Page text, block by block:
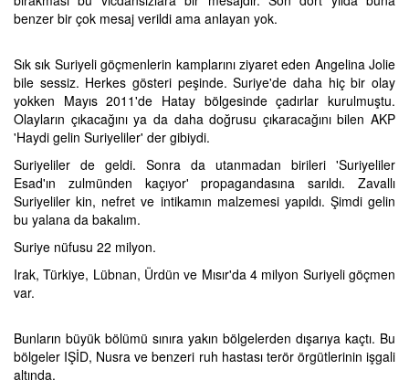
benzer bir çok mesaj verildi ama anlayan yok.
Sık sık Suriyeli göçmenlerin kamplarını ziyaret eden Angelina Jolie
bile sessiz. Herkes gösteri peşinde. Suriye'de daha hiç bir olay
yokken Mayıs 2011'de Hatay bölgesinde çadırlar kurulmuştu.
Olayların çıkacağını ya da daha doğrusu çıkaracağını bilen AKP
'Haydi gelin Suriyeliler' der gibiydi.
Suriyeliler de geldi. Sonra da utanmadan birileri 'Suriyeliler
Esad'ın zulmünden kaçıyor' propagandasına sarıldı. Zavallı
Suriyeliler kin, nefret ve intikamın malzemesi yapıldı. Şimdi gelin
bu yalana da bakalım.
Suriye nüfusu 22 milyon.
Irak, Türkiye, Lübnan, Ürdün ve Mısır'da 4 milyon Suriyeli göçmen
var.
Bunların büyük bölümü sınıra yakın bölgelerden dışarıya kaçtı. Bu
bölgeler IŞİD, Nusra ve benzeri ruh hastası terör örgütlerinin işgali
altında.